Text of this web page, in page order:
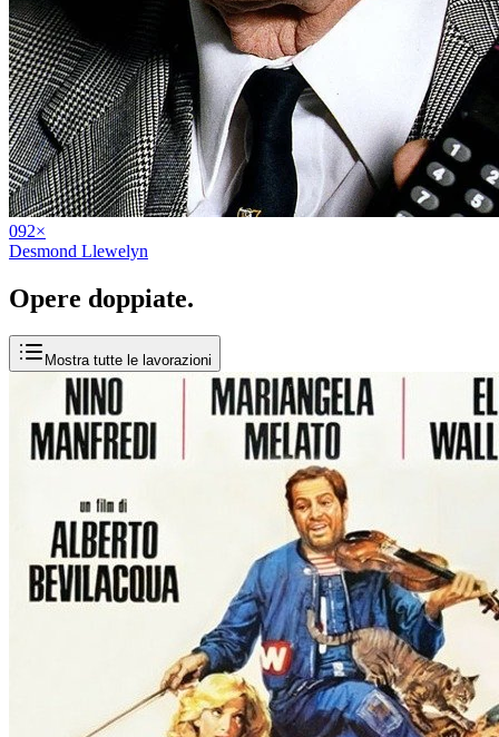
092×
Desmond Llewelyn
Opere doppiate.
Mostra tutte le lavorazioni